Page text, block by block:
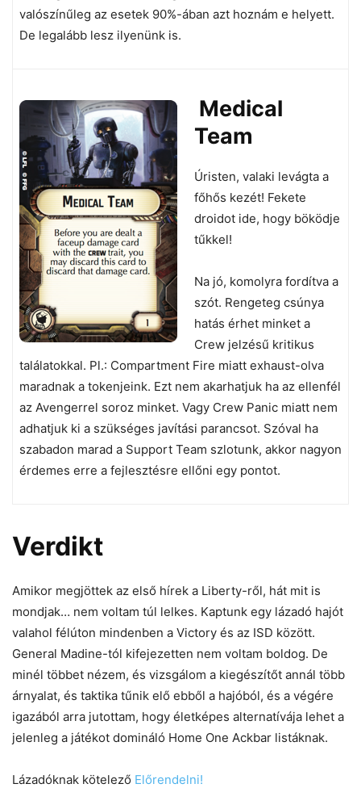
valószínűleg az esetek 90%-ában azt hoznám e helyett.
De legalább lesz ilyenünk is.
Medical
Team
Úristen, valaki levágta a
főhős kezét! Fekete
droidot ide, hogy böködje
tűkkel!
Na jó, komolyra fordítva a
szót. Rengeteg csúnya
hatás érhet minket a
Crew jelzésű kritikus
találatokkal. Pl.: Compartment Fire miatt exhaust-olva
maradnak a tokenjeink. Ezt nem akarhatjuk ha az ellenfél
az Avengerrel soroz minket. Vagy Crew Panic miatt nem
adhatjuk ki a szükséges javítási parancsot. Szóval ha
szabadon marad a Support Team szlotunk, akkor nagyon
érdemes erre a fejlesztésre ellőni egy pontot.
Verdikt
Amikor megjöttek az első hírek a Liberty-ről, hát mit is
mondjak… nem voltam túl lelkes. Kaptunk egy lázadó hajót
valahol félúton mindenben a Victory és az ISD között.
General Madine-tól kifejezetten nem voltam boldog. De
minél többet nézem, és vizsgálom a kiegészítőt annál több
árnyalat, és taktika tűnik elő ebből a hajóból, és a végére
igazából arra jutottam, hogy életképes alternatívája lehet a
jelenleg a játékot domináló Home One Ackbar listáknak.
Lázadóknak kötelező Előrendelni!